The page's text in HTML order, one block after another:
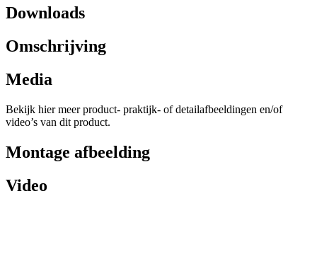
Downloads
Omschrijving
Media
Bekijk hier meer product- praktijk- of detailafbeeldingen en/of
video’s van dit product.
Montage afbeelding
Video